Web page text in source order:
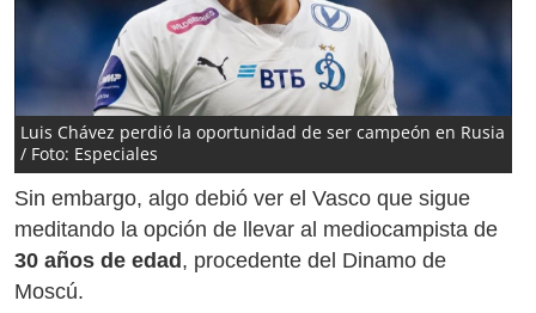
Luis Chávez perdió la oportunidad de ser campeón en Rusia
/ Foto: Especiales
Sin embargo, algo debió ver el Vasco que sigue
meditando la opción de llevar al mediocampista de
30 años de edad , procedente del Dinamo de
Moscú.